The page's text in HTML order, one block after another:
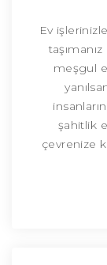
Ev
meşgul
şahitlik
çevrenize